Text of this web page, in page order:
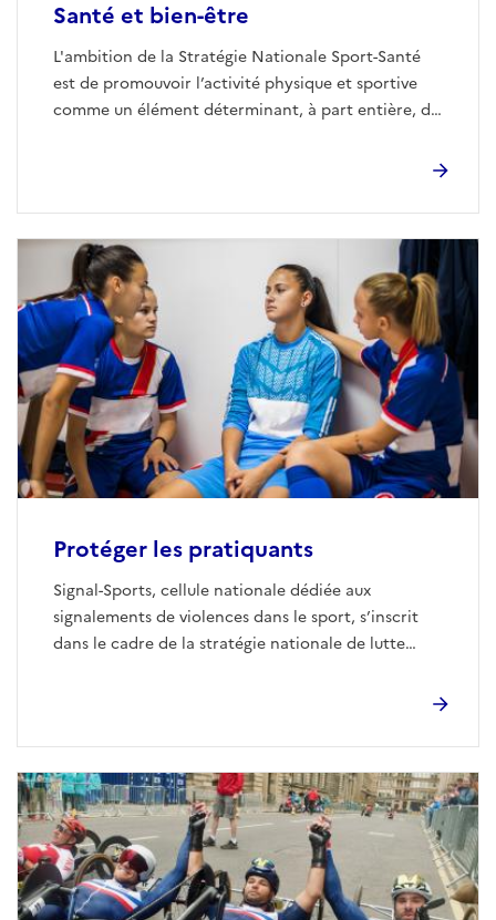
Santé et bien-être
L'ambition de la Stratégie Nationale Sport-Santé
est de promouvoir l’activité physique et sportive
comme un élément déterminant, à part entière, de
Protéger les pratiquants
Signal-Sports, cellule nationale dédiée aux
signalements de violences dans le sport, s’inscrit
dans le cadre de la stratégie nationale de lutte